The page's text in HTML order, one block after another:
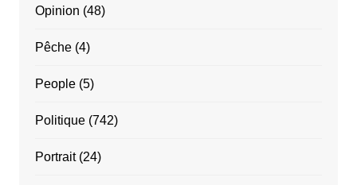
Opinion (48)
Pêche(4)
People(5)
Politique(742)
Portrait(24)